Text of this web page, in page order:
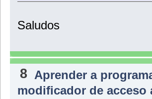
casado=true;
}
System.out.println("Ha cambiado la
}
public void setApellidos(String
apellidos=valorApellidos;
Saludos
8 Aprender a
modificador de acceso